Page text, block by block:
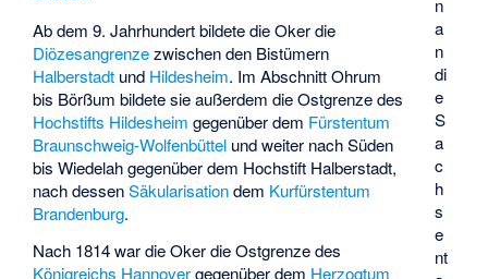
n
a
n
di
e
S
a
c
h
s
e
nt
Ab dem 9. Jahrhundert bildete die Oker die
Diözesangrenzezwischen den Bistümern
Halberstadt und Hildesheim. Im Abschnitt Ohrum
bis Börßum bildete sie außerdem die Ostgrenze des
Hochstifts Hildesheim gegenüber dem Fürstentum
Braunschweig-Wolfenbüttel und weiter nach Süden
bis Wiedelah gegenüber dem Hochstift Halberstadt,
nach dessenSäkularisationdem Kurfürstentum
Brandenburg.
Nach 1814 war die Oker die Ostgrenze des
Königreichs Hannovergegenüber dem Herzogtum